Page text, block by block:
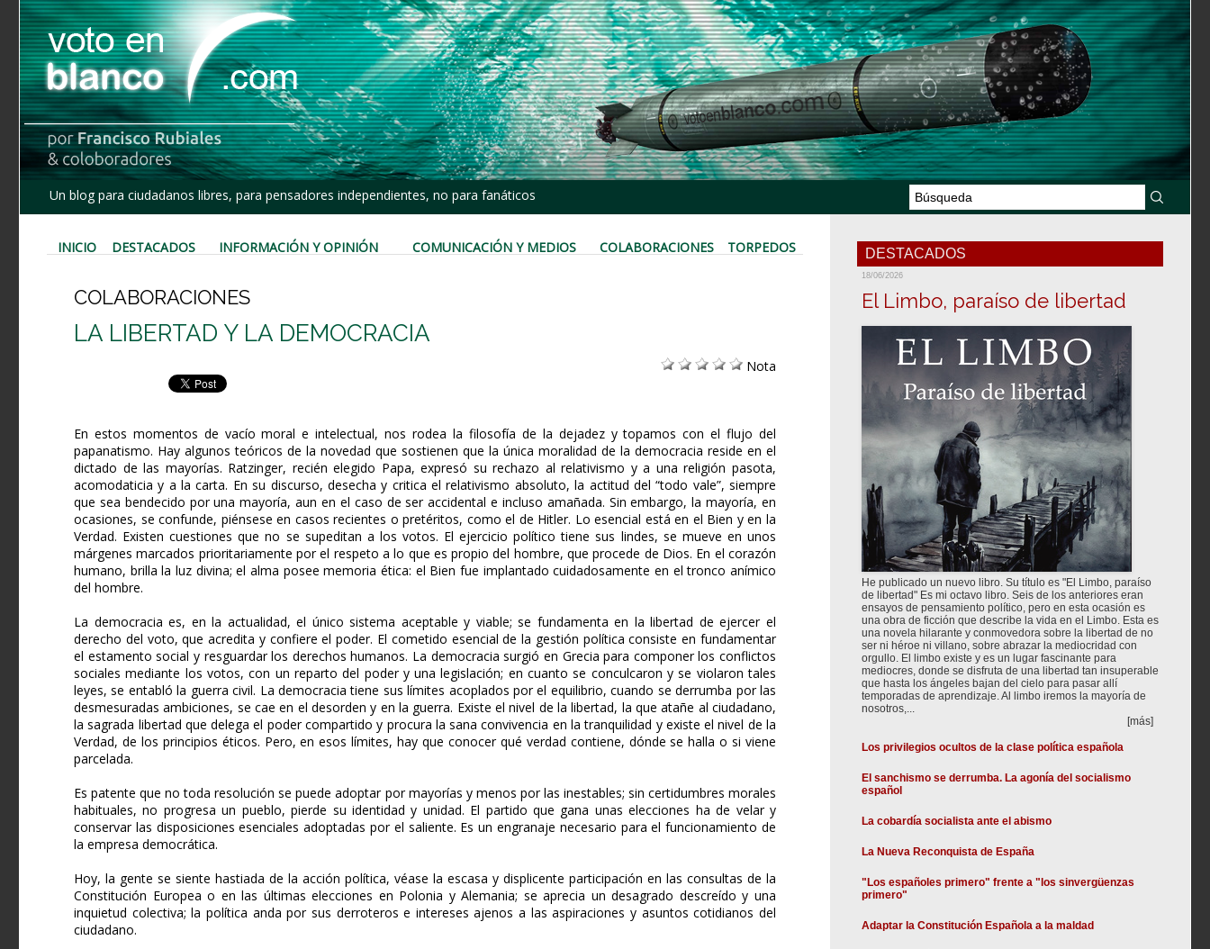
Un blog para ciudadanos libres, para pensadores independientes, no para fanáticos
INICIO DESTACADOS INFORMACIÓN Y OPINIÓN COMUNICACIÓN Y MEDIOS COLABORACIONES TORPEDOS
COLABORACIONES
LA LIBERTAD Y LA DEMOCRACIA
Nota
En estos momentos de vacío moral e intelectual, nos rodea la filosofía de la dejadez y topamos con el flujo del
papanatismo. Hay algunos teóricos de la novedad que sostienen que la única moralidad de la democracia reside en el
dictado de las mayorías. Ratzinger, recién elegido Papa, expresó su rechazo al relativismo y a una religión pasota,
acomodaticia y a la carta. En su discurso, desecha y critica el relativismo absoluto, la actitud del “todo vale”, siempre
que sea bendecido por una mayoría, aun en el caso de ser accidental e incluso amañada. Sin embargo, la mayoría, en
ocasiones, se confunde, piénsese en casos recientes o pretéritos, como el de Hitler. Lo esencial está en el Bien y en la
Verdad. Existen cuestiones que no se supeditan a los votos. El ejercicio político tiene sus lindes, se mueve en unos
márgenes marcados prioritariamente por el respeto a lo que es propio del hombre, que procede de Dios. En el corazón
humano, brilla la luz divina; el alma posee memoria ética: el Bien fue implantado cuidadosamente en el tronco anímico
del hombre.
La democracia es, en la actualidad, el único sistema aceptable y viable; se fundamenta en la libertad de ejercer el
derecho del voto, que acredita y confiere el poder. El cometido esencial de la gestión política consiste en fundamentar
el estamento social y resguardar los derechos humanos. La democracia surgió en Grecia para componer los conflictos
sociales mediante los votos, con un reparto del poder y una legislación; en cuanto se conculcaron y se violaron tales
leyes, se entabló la guerra civil. La democracia tiene sus límites acoplados por el equilibrio, cuando se derrumba por las
desmesuradas ambiciones, se cae en el desorden y en la guerra. Existe el nivel de la libertad, la que atañe al ciudadano,
la sagrada libertad que delega el poder compartido y procura la sana convivencia en la tranquilidad y existe el nivel de la
Verdad, de los principios éticos. Pero, en esos límites, hay que conocer qué verdad contiene, dónde se halla o si viene
parcelada.
Es patente que no toda resolución se puede adoptar por mayorías y menos por las inestables; sin certidumbres morales
habituales, no progresa un pueblo, pierde su identidad y unidad. El partido que gana unas elecciones ha de velar y
conservar las disposiciones esenciales adoptadas por el saliente. Es un engranaje necesario para el funcionamiento de
la empresa democrática.
Hoy, la gente se siente hastiada de la acción política, véase la escasa y displicente participación en las consultas de la
Constitución Europea o en las últimas elecciones en Polonia y Alemania; se aprecia un desagrado descreído y una
inquietud colectiva; la política anda por sus derroteros e intereses ajenos a las aspiraciones y asuntos cotidianos del
ciudadano.
DESTACADOS
18/06/2026
El Limbo, paraíso de libertad
He publicado un nuevo libro. Su título es "El Limbo, paraíso
de libertad" Es mi octavo libro. Seis de los anteriores eran
ensayos de pensamiento político, pero en esta ocasión es
una obra de ficción que describe la vida en el Limbo. Esta es
una novela hilarante y conmovedora sobre la libertad de no
ser ni héroe ni villano, sobre abrazar la mediocridad con
orgullo. El limbo existe y es un lugar fascinante para
mediocres, donde se disfruta de una libertad tan insuperable
que hasta los ángeles bajan del cielo para pasar allí
temporadas de aprendizaje. Al limbo iremos la mayoría de
nosotros,...
[más]
Los privilegios ocultos de la clase política española
El sanchismo se derrumba. La agonía del socialismo
español
La cobardía socialista ante el abismo
La Nueva Reconquista de España
"Los españoles primero" frente a "los sinvergüenzas
primero"
Adaptar la Constitución Española a la maldad